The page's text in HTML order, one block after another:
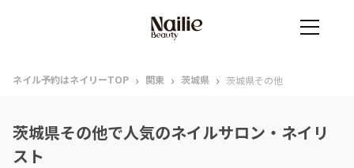
ネイル予約はネイリーTOP › 関東 › 茨城県 › 茨城県その他
茨城県その他で人気のネイルサロン・ネイリ
スト